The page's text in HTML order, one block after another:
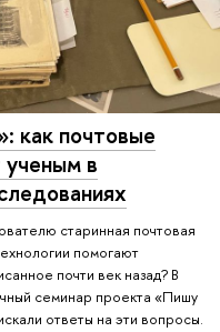
как почтовые
в
старинная почтовая
помогают
почти век назад? В
семинар проекта «Пишу
ответы на эти вопросы.